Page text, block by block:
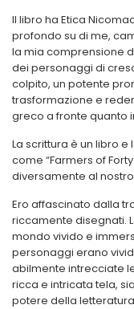
Il libro ha Etica
profondo su di me,
la mia comprensione
dei personaggi di
colpito, un potente
trasformazione e
greco a fronte quanto
La scrittura è un libro
come “Farmers of
diversamente al
Ero affascinato dalla
riccamente disegnati.
mondo vivido e
personaggi erano
abilmente intrecciate
ricca e intricata tela,
potere della